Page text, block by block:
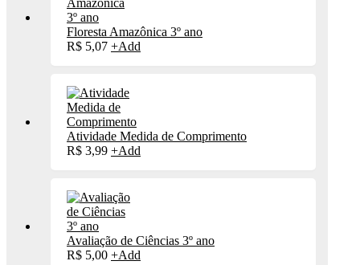
Floresta Amazônica 3º ano
R$ 5,07 +Add
Atividade Medida de Comprimento
R$ 3,99 +Add
Avaliação de Ciências 3º ano
R$ 5,00 +Add